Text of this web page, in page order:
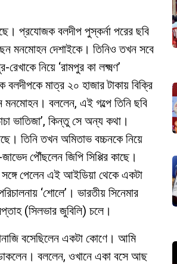
প্রযোজক বলদীপ পুস্কর্না পরের ছবি
মনমোহন দেশাইকে। তিনিও তখন সবে
নিয়ে ‘রামপুর কা লক্ষ্মণ’
মাত্র ২০ হাজার টাকায় বিক্রি
বললেন, এই গল্পে তিনি ছবি
ভাতিজা’, কিন্তু সে অন্য কথা।
তিনি তখন অমিতাভ বচ্চনকে নিয়ে
পৌঁছলেন জিপি সিপ্পির কাছে।
পেলেন এই আইডিয়া থেকে একটা
‘শোলে’। ভারতীয় সিনেমার
(সিলভার জুবিলি) চলে।
বসেছিলেন একটা কোণে। আমি
বললেন, ওখানে একা বসে আছ